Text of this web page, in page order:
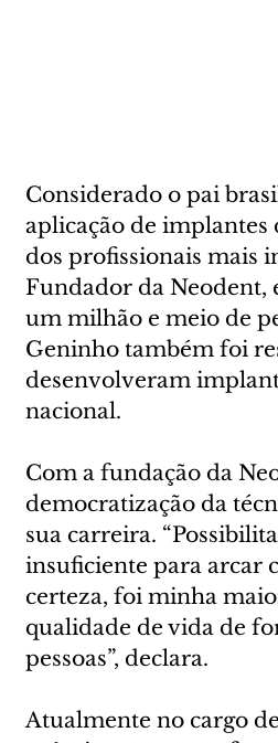
Considerado o pai
aplicação de
dos profissionais mais
Fundador da Neodent,
um milhão e meio de
Geninho também foi
desenvolveram
nacional.
Com a fundação da
democratização da
sua carreira.
insuficiente para arcar
certeza, foi minha
qualidade de vida de
pessoas”, declara.
Atualmente no cargo